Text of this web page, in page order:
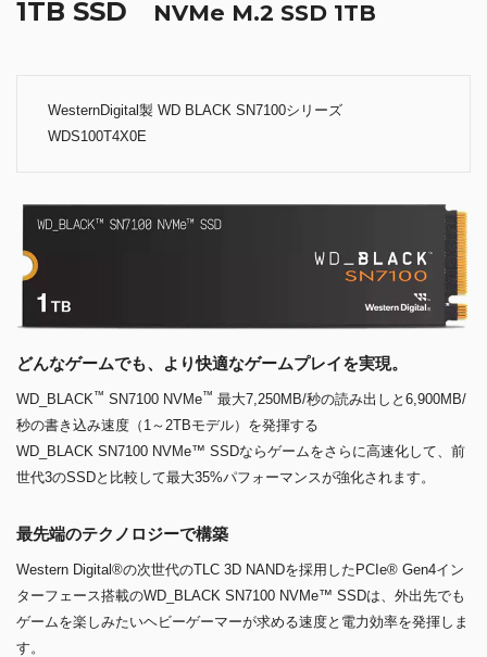
1TB SSD NVMe M.2 SSD 1TB
WesternDigital製 WD BLACK SN7100シリーズ
WDS100T4X0E
どんなゲームでも、より快適なゲームプレイを実現。
WD_BLACK™ SN7100 NVMe™ 最大7,250MB/秒の読み出しと6,900MB/
秒の書き込み速度（1～2TBモデル）を発揮する
WD_BLACK SN7100 NVMe™ SSDならゲームをさらに高速化して、前
世代3のSSDと比較して最大35%パフォーマンスが強化されます。
最先端のテクノロジーで構築
Western Digital®の次世代のTLC 3D NANDを採用したPCIe® Gen4イン
ターフェース搭載のWD_BLACK SN7100 NVMe™ SSDは、外出先でも
ゲームを楽しみたいヘビーゲーマーが求める速度と電力効率を発揮しま
す。